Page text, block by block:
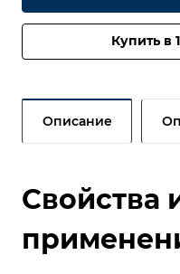
Купить в
Описание
Свойства